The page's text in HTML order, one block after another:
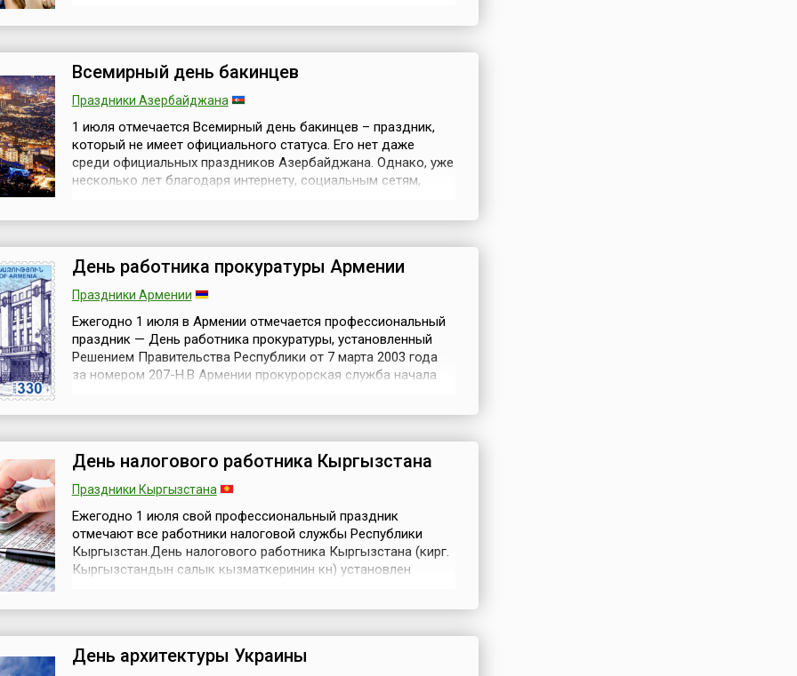
Онтарио,...
Всемирный день бакинцев
Праздники Азербайджана
1 июля отмечается Всемирный день бакинцев – праздник,
который не имеет официального статуса. Его нет даже
среди официальных праздников Азербайджана. Однако, уже
несколько лет благодаря интернету, социальным сетям,
Азербайджана – городу Баку.Всем известно г...
День работника прокуратуры Армении
Праздники Армении
Ежегодно 1 июля в Армении отмечается профессиональный
праздник — День работника прокуратуры, установленный
Решением Правительства Республики от 7 марта 2003 года
за номером 207-Н.В Армении прокурорская служба начала
Данный закон, в частно...
День налогового работника Кыргызстана
Праздники Кыргызстана
Ежегодно 1 июля свой профессиональный праздник
отмечают все работники налоговой службы Республики
Кыргызстан.День налогового работника Кыргызстана (кирг.
Кыргызстандын салык кызматкеринин күнү) установлен
республики и в целях обеспечен...
День архитектуры Украины